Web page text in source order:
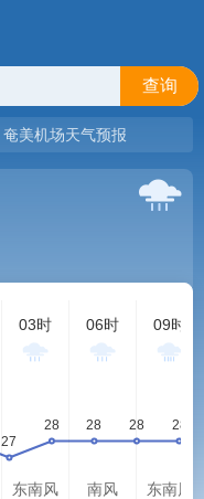
查询
奄美机场天气预报
03时
东南风
06时
南风
09时
东南风